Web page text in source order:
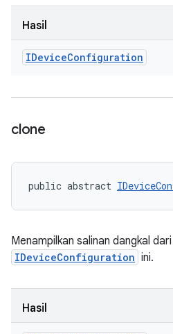
Hasil
IDeviceConfiguration
clone
public abstract
Menampilkan salinan dangkal
IDeviceConfiguration ini.
Hasil